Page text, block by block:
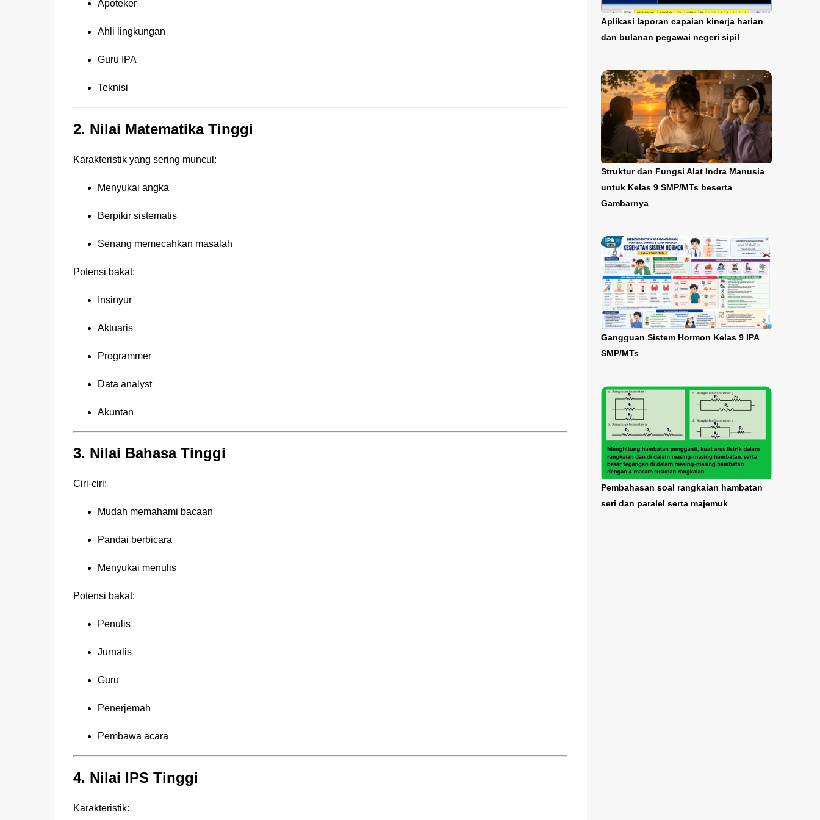
Apoteker
Ahli lingkungan
Guru IPA
Teknisi
2. Nilai Matematika Tinggi
Karakteristik yang sering muncul:
Menyukai angka
Berpikir sistematis
Senang memecahkan masalah
Potensi bakat:
Insinyur
Aktuaris
Programmer
Data analyst
Akuntan
3. Nilai Bahasa Tinggi
Ciri-ciri:
Mudah memahami bacaan
Pandai berbicara
Menyukai menulis
Potensi bakat:
Penulis
Jurnalis
Guru
Penerjemah
Pembawa acara
4. Nilai IPS Tinggi
Karakteristik:
Aplikasi laporan capaian kinerja harian
dan bulanan pegawai negeri sipil
Struktur dan Fungsi Alat Indra Manusia
untuk Kelas 9 SMP/MTs beserta
Gambarnya
Gangguan Sistem Hormon Kelas 9 IPA
SMP/MTs
Pembahasan soal rangkaian hambatan
seri dan paralel serta majemuk